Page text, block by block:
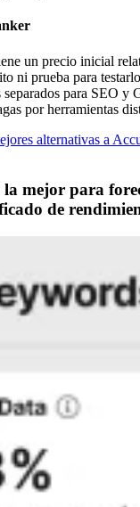
un precio inicial
ni prueba para
para SEO y
por herramientas
alternativas a
mejor para
de